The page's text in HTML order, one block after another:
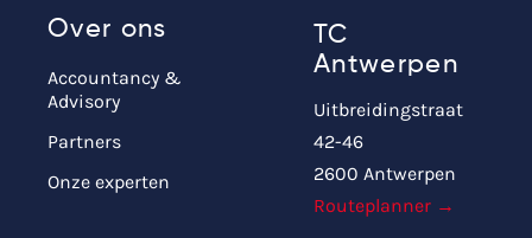
Over ons
Accountancy &
Advisory
Partners
Onze experten
TC
Antwerpen
Uitbreidingstraat
42-46
2600 Antwerpen
Routeplanner →